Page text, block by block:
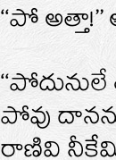
‘‘పో
పోవు